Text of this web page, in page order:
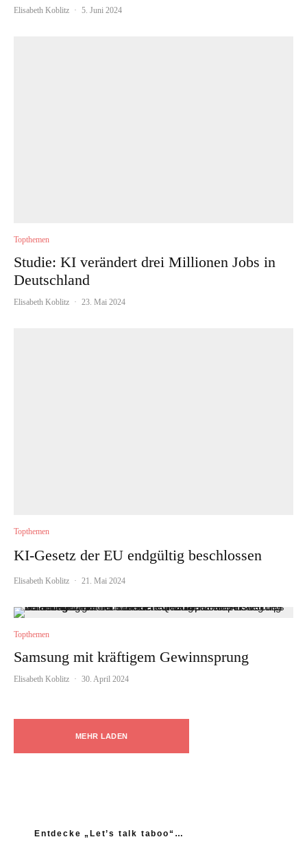
Elisabeth Koblitz · 5. Juni 2024
Topthemen
Studie: KI verändert drei Millionen Jobs in
Deutschland
Elisabeth Koblitz · 23. Mai 2024
Topthemen
KI-Gesetz der EU endgültig beschlossen
Elisabeth Koblitz · 21. Mai 2024
Topthemen
Samsung mit kräftigem Gewinnsprung
Elisabeth Koblitz · 30. April 2024
MEHR LADEN
Entdecke „Let’s talk taboo“…